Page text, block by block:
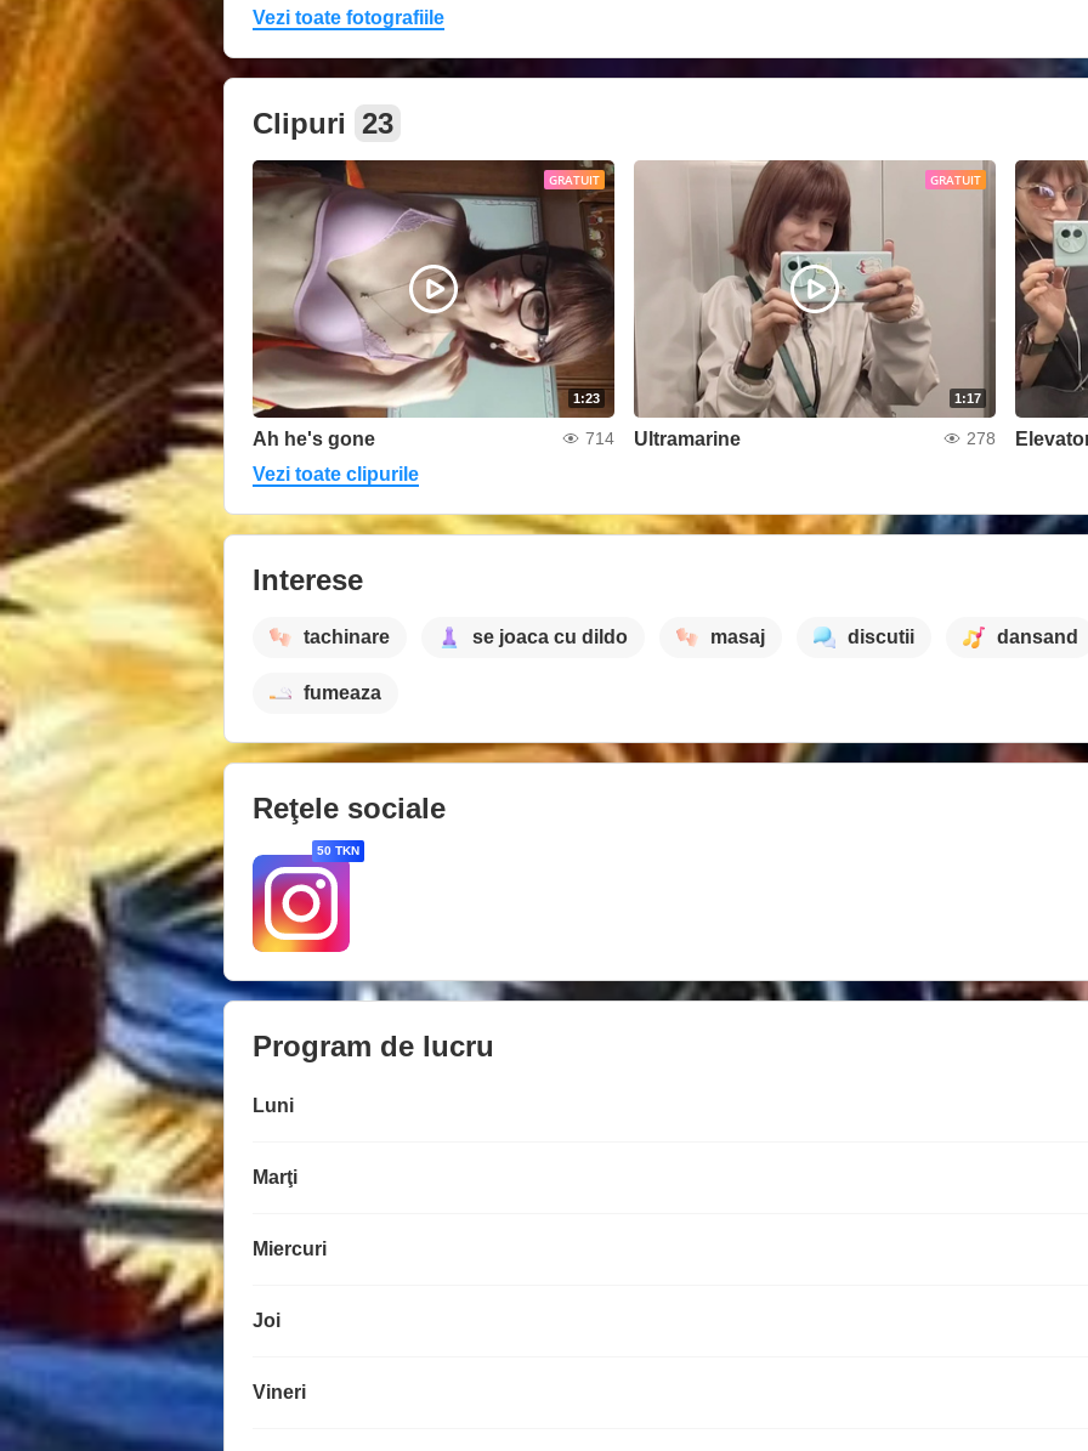
Vezi toate fotografiile
Clipuri 23
GRATUIT
1:23
Ah he's gone 714
GRATUIT
1:17
Ultramarine 278
Vezi toate clipurile
Interese
tachinare se joaca cu dildo masaj discutii dansand
fumeaza
Reţele sociale
50 TKN
Program de lucru
Luni
Marţi
Miercuri
Joi
Vineri